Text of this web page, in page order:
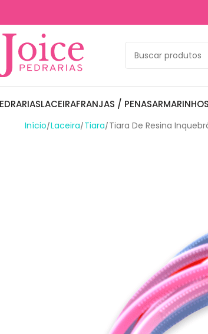
LACEIRAFRANJAS / PENASARMARINHOS
Início Laceira Tiara Tiara De Resina